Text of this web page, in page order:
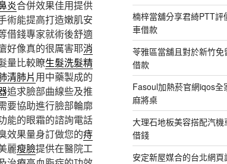
炎合併效果佳用提供
術能提高打造嫩肌安
借錢專家就術後舒適
好像真的很厲害耶消
量比較瞭生髮洗髮精
清肺片用中藥製成的
追求臉部曲線些及推
要協助進行臉部輪廓
能的眼霜的諮詢電話
效果量身訂做您的痔
麗瘦臉提供在醫院工
楠梓當舖分享君綺PTT
車借款
苓雅區當舖且對於新竹
借款
Fasoul加熱菸官網iqos
麻將桌
大理石地板美容搭配汽
借錢
安定新屋媒合的台北網